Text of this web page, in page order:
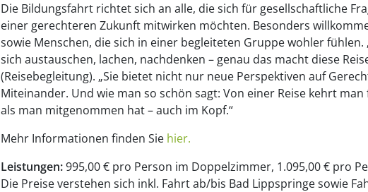
Die Bildungsfahrt richtet sich an alle, die sich für gesellschaftliche
einer gerechteren Zukunft mitwirken möchten. Besonders
sowie Menschen, die sich in einer begleiteten Gruppe wohler fühlen.
sich austauschen, lachen, nachdenken – genau das macht diese
(Reisebegleitung). „Sie bietet nicht nur neue Perspektiven auf
Miteinander. Und wie man so schön sagt: Von einer Reise kehrt
als man mitgenommen hat – auch im Kopf.“
Mehr Informationen finden Sie hier.
Leistungen:995,00 € pro Person im Doppelzimmer, 1.095,00 € pro
Die Preise verstehen sich inkl. Fahrt ab/bis Bad Lippspringe sowie